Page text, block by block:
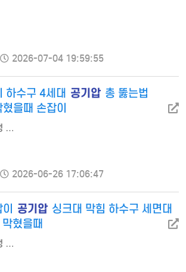
2026-07-04 19:59:55
하수구 4세대 공기압 총 뚫는법
을때 손잡이
…
2026-06-26 17:06:47
공기압 싱크대 막힘 하수구 세면대
혔을때
…